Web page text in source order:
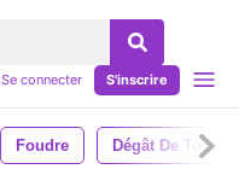
Se connecter S'inscrire
Foudre Dégât De